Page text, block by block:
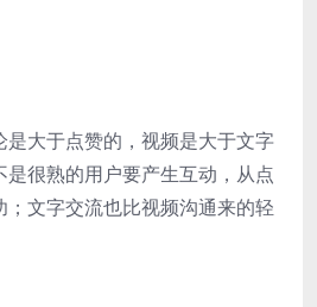
大于点赞的，视频是大于文字
很熟的用户要产生互动，从点
文字交流也比视频沟通来的轻